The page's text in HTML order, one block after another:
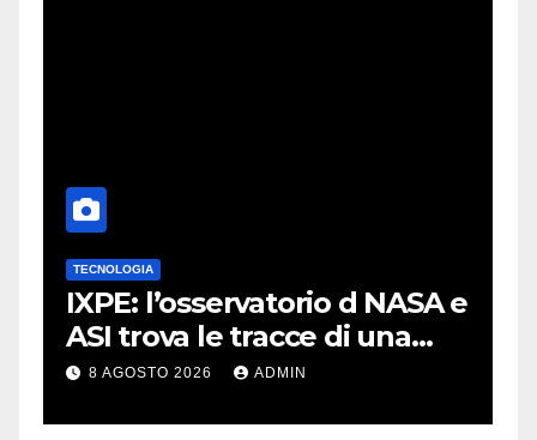
TECNOLOGIA
IXPE: l’osservatorio d NASA e
ASI trova le tracce di una
teoria formulata 90 anni fa
8 AGOSTO 2026 ADMIN